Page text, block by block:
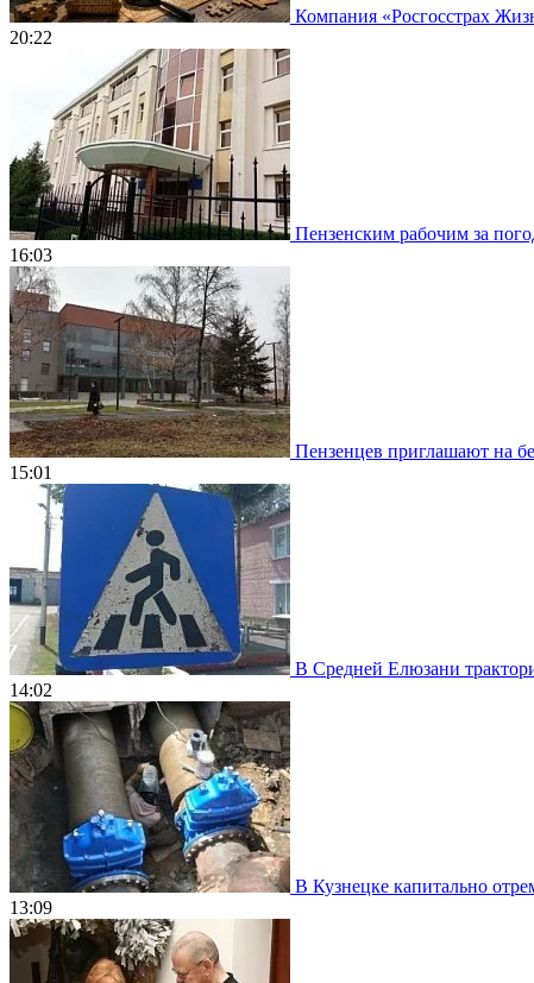
Компания «Росгосстрах
20:22
Пензенским рабочим за
16:03
Пензенцев приглашают на
15:01
В Средней Елюзани
14:02
В Кузнецке капитально
13:09